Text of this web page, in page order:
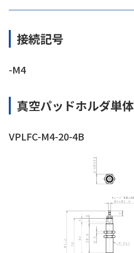
接続記号
-M4
真空パッドホルダ単体
VPLFC-M4-20-4B